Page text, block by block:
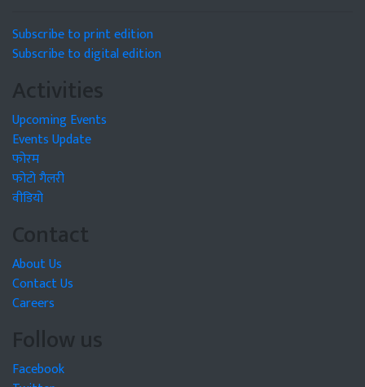
Subscribe to print edition
Subscribe to digital edition
Activities
Upcoming Events
Events Update
फोरम
फोटो गैलरी
वीडियो
Contact
About Us
Contact Us
Careers
Follow us
Facebook